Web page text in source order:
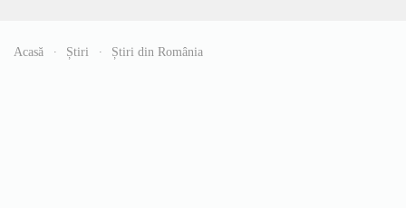
Acasă Știri Știri din România